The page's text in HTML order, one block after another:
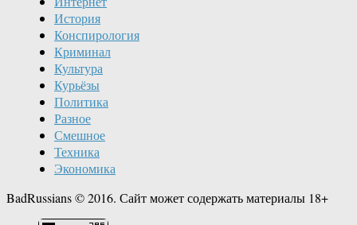
История
Конспирология
Криминал
Культура
Курьёзы
Политика
Разное
Смешное
Техника
Экономика
BadRussians © 2016. Сайт может содержать материалы 18+